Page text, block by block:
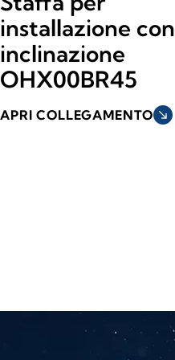
installazione con
inclinazione
OHX00BR45
APRI COLLEGAMENTO south_east